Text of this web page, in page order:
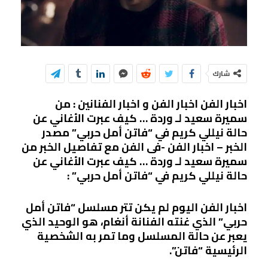
شارك
اخبار الفن اخبار الفن و اخبار الفنانين : من
سميرة سعيد لـ وردة … كيف عبرت الأغاني عن
حالة نيللي كريم في “فاتن أمل حربي” مصدر
الخبر – اخبار الفن -فى الفن مع تفاصيل الخبر من
سميرة سعيد لـ وردة … كيف عبرت الأغاني عن
حالة نيللي كريم في “فاتن أمل حربي” :
اخبار الفن اليوم لم يكن تتر مسلسل “فاتن أمل
حربي” الذي غنته الفنانة أنغام، هو الوحيد الذي
يعبر عن حالة المسلسل وما تمر به الشخصية
الرئيسية “فاتن”.